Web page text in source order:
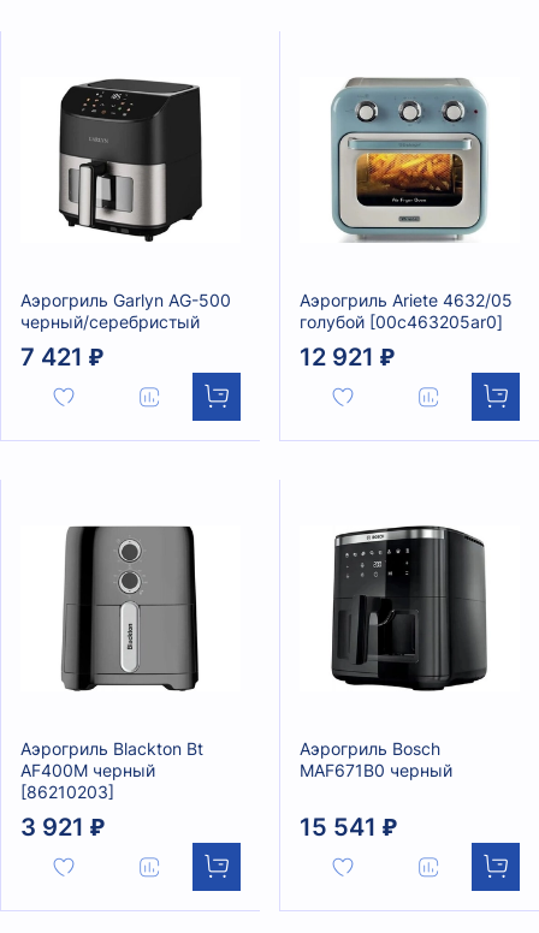
Аэрогриль Garlyn AG-500
черный/серебристый
7 421 ₽
Аэрогриль Ariete 4632/05
голубой [00c463205ar0]
12 921 ₽
Аэрогриль Blackton Bt
AF400M черный
[86210203]
3 921 ₽
Аэрогриль Bosch
MAF671B0 черный
15 541 ₽